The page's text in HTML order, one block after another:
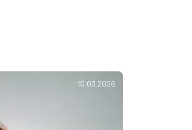
10.03.2026